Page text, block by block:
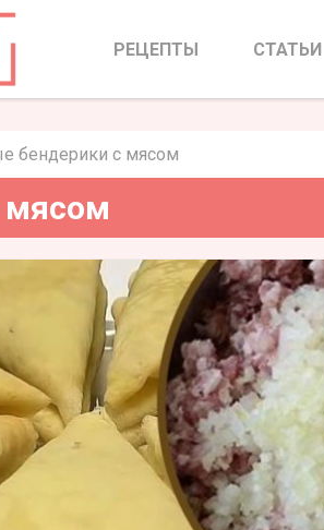
с мясом
РЕЦЕПТЫ СТАТЬИ
бендерики с мясом
мясом